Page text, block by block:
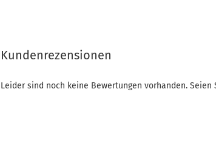
Kundenrezensionen
Leider sind noch keine Bewertungen vorhanden.